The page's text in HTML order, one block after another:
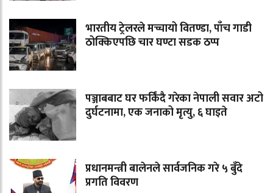
भारतीय ट्रेलरले मच्चायो वितण्डा, पाँच गाडी
ठोक्किएपछि चार घण्टा सडक ठप्प
पञ्जाबबाट घर फर्किंदै गरेका नेपाली सवार अटो
दुर्घटनामा, एक जनाको मृत्यु, ६ घाइते
प्रधानमन्त्री बालेनले सार्वजनिक गरे ५ बुँदे
प्रगति विवरण